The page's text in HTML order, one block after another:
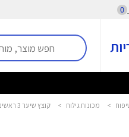
0
> מכונות גילוח > קוצץ שיער 3 ראשים מתחלפים NE7000 רמינגטון - Remington